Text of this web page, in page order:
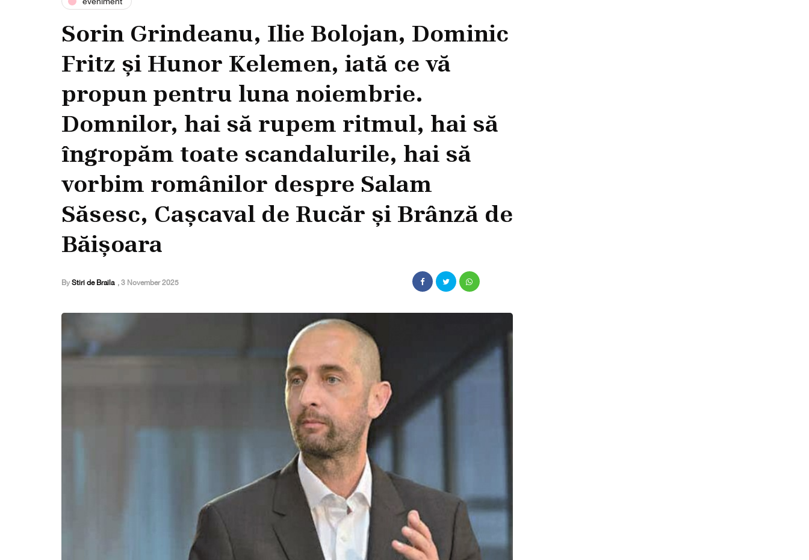
Sorin Grindeanu, Ilie Bolojan, Dominic
Fritz și Hunor Kelemen, iată ce vă
propun pentru luna noiembrie.
Domnilor, hai să rupem ritmul, hai să
îngropăm toate scandalurile, hai să
vorbim românilor despre Salam
Săsesc, Cașcaval de Rucăr și Brânză de
Băișoara
By Stiri de Braila , 3 November 2025